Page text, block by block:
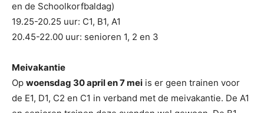
en de Schoolkorfbaldag)
19.25-20.25 uur: C1, B1, A1
20.45-22.00 uur: senioren 1, 2 en 3
Meivakantie
Op woensdag 30 april en 7 mei is er geen trainen voor
de E1, D1, C2 en C1 in verband met de meivakantie. De A1